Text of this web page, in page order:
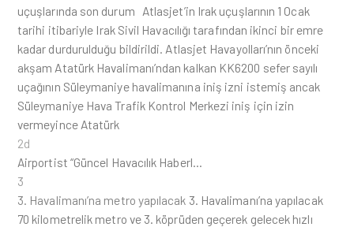
uçuşlarında son durum Atlasjet’in Irak uçuşlarının 1 Ocak
tarihi itibariyle Irak Sivil Havacılığı tarafından ikinci bir emre
kadar durdurulduğu bildirildi. Atlasjet Havayolları’nın önceki
akşam Atatürk Havalimanı’ndan kalkan KK6200 sefer sayılı
uçağının Süleymaniye havalimanına iniş izni istemiş ancak
Süleymaniye Hava Trafik Kontrol Merkezi iniş için izin
vermeyince Atatürk
2d
Airportist “Güncel Havacılık Haberl…
3
3. Havalimanı’na metro yapılacak 3. Havalimanı’na yapılacak
70 kilometrelik metro ve 3. köprüden geçerek gelecek hızlı